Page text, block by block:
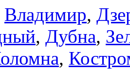
Владимир,
, Дубна,
,